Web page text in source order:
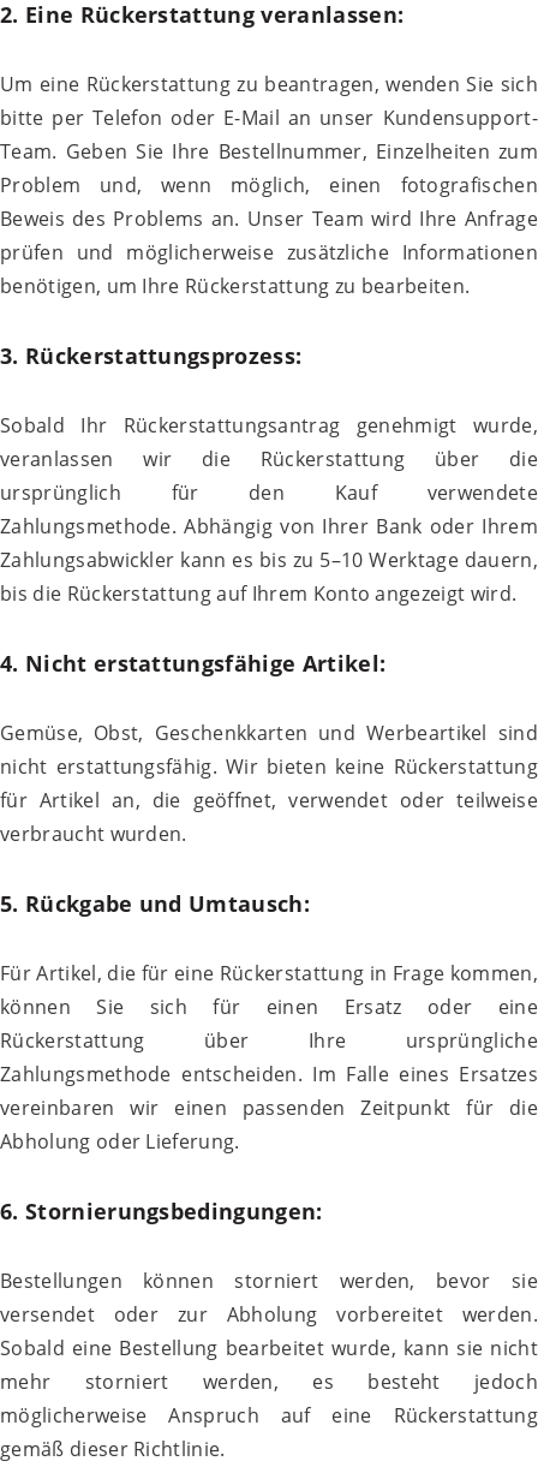
2. Eine Rückerstattung veranlassen:
Um eine Rückerstattung zu beantragen, wenden Sie sich
bitte per Telefon oder E-Mail an unser Kundensupport-
Team. Geben Sie Ihre Bestellnummer, Einzelheiten zum
Problem und, wenn möglich, einen fotografischen
Beweis des Problems an. Unser Team wird Ihre Anfrage
prüfen und möglicherweise zusätzliche Informationen
benötigen, um Ihre Rückerstattung zu bearbeiten.
3. Rückerstattungsprozess:
Sobald Ihr Rückerstattungsantrag genehmigt wurde,
veranlassen wir die Rückerstattung über die
ursprünglich für den Kauf verwendete
Zahlungsmethode. Abhängig von Ihrer Bank oder Ihrem
Zahlungsabwickler kann es bis zu 5–10 Werktage dauern,
bis die Rückerstattung auf Ihrem Konto angezeigt wird.
4. Nicht erstattungsfähige Artikel:
Gemüse, Obst, Geschenkkarten und Werbeartikel sind
nicht erstattungsfähig. Wir bieten keine Rückerstattung
für Artikel an, die geöffnet, verwendet oder teilweise
verbraucht wurden.
5. Rückgabe und Umtausch:
Für Artikel, die für eine Rückerstattung in Frage kommen,
können Sie sich für einen Ersatz oder eine
Rückerstattung über Ihre ursprüngliche
Zahlungsmethode entscheiden. Im Falle eines Ersatzes
vereinbaren wir einen passenden Zeitpunkt für die
Abholung oder Lieferung.
6. Stornierungsbedingungen:
Bestellungen können storniert werden, bevor sie
versendet oder zur Abholung vorbereitet werden.
Sobald eine Bestellung bearbeitet wurde, kann sie nicht
mehr storniert werden, es besteht jedoch
möglicherweise Anspruch auf eine Rückerstattung
gemäß dieser Richtlinie.